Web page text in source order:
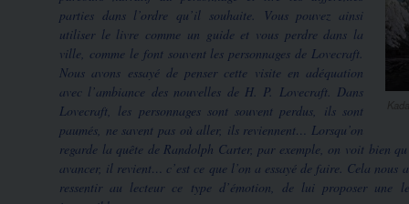
parties dans l’ordre qu’il souhaite. Vous pouvez ainsi
utiliser le livre comme un guide et vous perdre dans la
ville, comme le font souvent les personnages de Lovecraft.
Nous avons essayé de penser cette visite en adéquation
avec l’ambiance des nouvelles de H. P. Lovecraft. Dans
Lovecraft, les personnages sont souvent perdus, ils sont
paumés, ne savent pas où aller, ils reviennent… Lorsqu’on
regarde la quête de Randolph Carter, par exemple, on voit bien
avancer, il revient… c’est ce que l’on a essayé de faire. Cela nous
ressentir au lecteur ce type d’émotion, de lui proposer une